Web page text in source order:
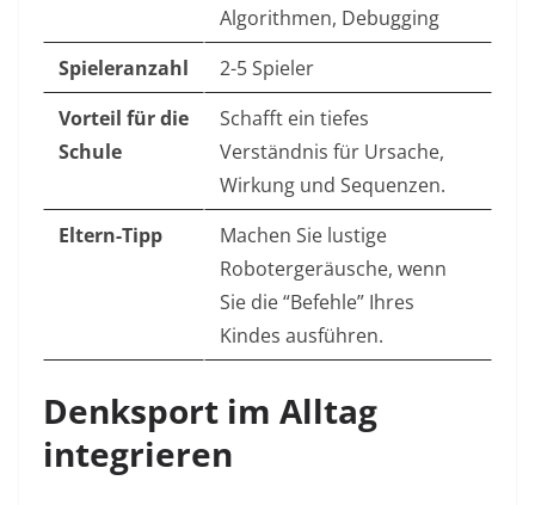
Algorithmen, Debugging
Spieleranzahl
2-5 Spieler
Vorteil für die
Schule
Schafft ein tiefes
Verständnis für Ursache,
Wirkung und Sequenzen.
Eltern-Tipp
Machen Sie lustige
Robotergeräusche, wenn
Sie die “Befehle” Ihres
Kindes ausführen.
Denksport im Alltag
integrieren